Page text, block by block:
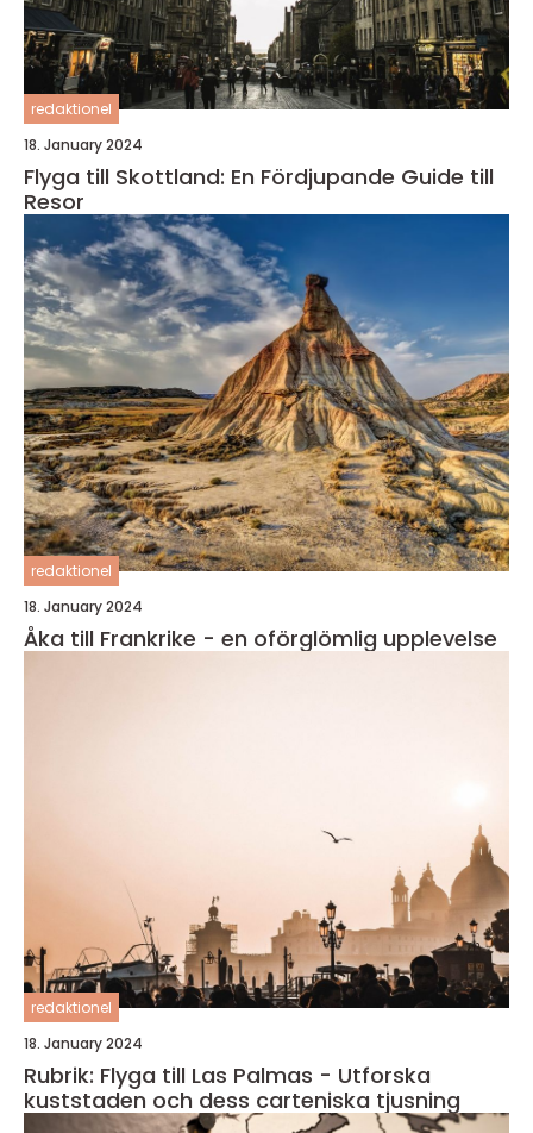
redaktionel
18. January 2024
Flyga till Skottland: En Fördjupande Guide till
Resor
redaktionel
18. January 2024
Åka till Frankrike - en oförglömlig upplevelse
redaktionel
18. January 2024
Rubrik: Flyga till Las Palmas - Utforska
kuststaden och dess carteniska tjusning